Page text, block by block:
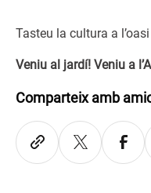
Tasteu la cultura a
Veniu al jardí! Veniu a
Comparteix amb